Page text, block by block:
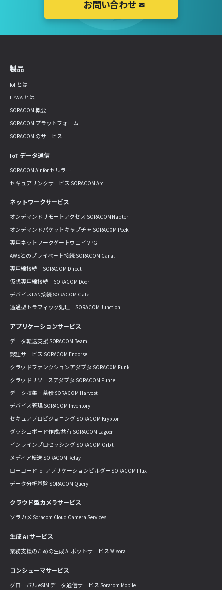
お問い合わせ
製品
IoT とは
LPWA とは
SORACOM 概要
SORACOM プラットフォーム
SORACOM のサービス
IoT データ通信
SORACOM Air for セルラー
セキュアリンクサービス SORACOM Arc
ネットワークサービス
オンデマンドリモートアクセス SORACOM Napter
オンデマンドパケットキャプチャ SORACOM Peek
専用ネットワークゲートウェイ VPG
AWSとのプライベート接続 SORACOM Canal
専用線接続 SORACOM Direct
仮想専用線接続 SORACOM Door
デバイスLAN接続 SORACOM Gate
透過型トラフィック処理 SORACOM Junction
アプリケーションサービス
データ転送支援 SORACOM Beam
認証サービス SORACOM Endorse
クラウドファンクションアダプタ SORACOM Funk
クラウドリソースアダプタ SORACOM Funnel
データ収集・蓄積 SORACOM Harvest
デバイス管理 SORACOM Inventory
セキュアプロビジョニング SORACOM Krypton
ダッシュボード作成/共有 SORACOM Lagoon
インラインプロセッシング SORACOM Orbit
メディア転送 SORACOM Relay
ローコード IoT アプリケーションビルダー SORACOM Flux
データ分析基盤 SORACOM Query
クラウド型カメラサービス
ソラカメ Soracom Cloud Camera Services
生成 AI サービス
業務支援のための生成 AI ボットサービス Wisora
コンシューマサービス
グローバル eSIM データ通信サービス Soracom Mobile